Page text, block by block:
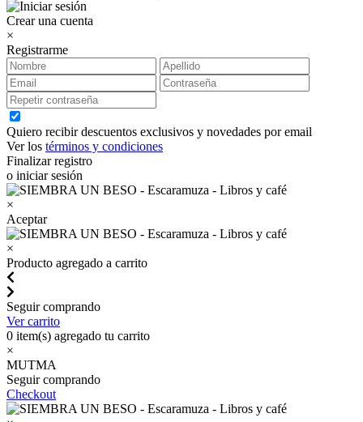
Crear una cuenta
×
Registrarme
Quiero recibir descuentos exclusivos y novedades por email
Ver los términos y condiciones
Finalizar registro
o iniciar sesión
×
Aceptar
×
Producto agregado a carrito
Seguir comprando
Ver carrito
0 item(s) agregado tu carrito
×
MUTMA
Seguir comprando
Checkout